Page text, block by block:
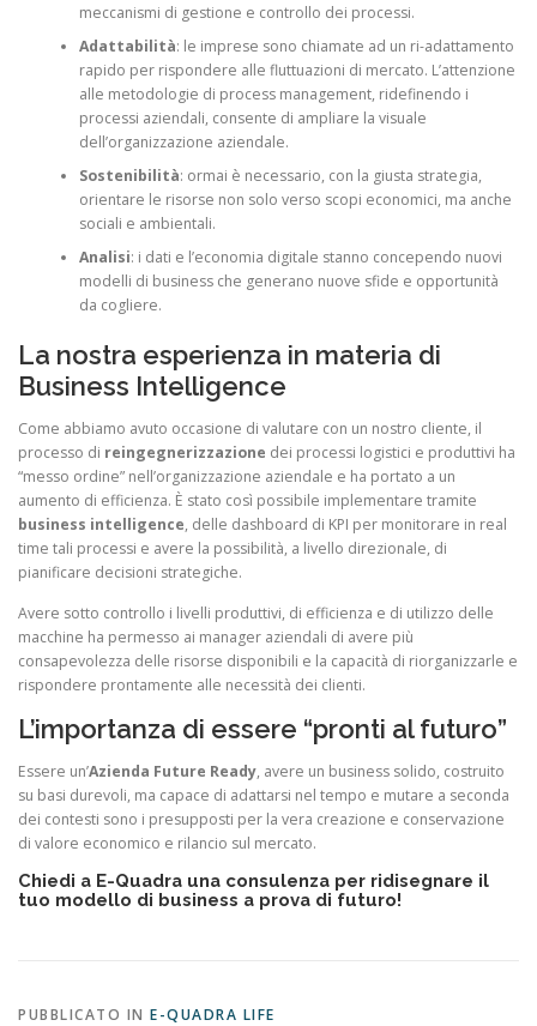
meccanismi di gestione e controllo dei processi.
Adattabilità: le imprese sono chiamate ad un ri-adattamento
rapido per rispondere alle fluttuazioni di mercato. L’attenzione
alle metodologie di process management, ridefinendo i
processi aziendali, consente di ampliare la visuale
dell’organizzazione aziendale.
Sostenibilità: ormai è necessario, con la giusta strategia,
orientare le risorse non solo verso scopi economici, ma anche
sociali e ambientali.
Analisi: i dati e l’economia digitale stanno concependo nuovi
modelli di business che generano nuove sfide e opportunità
da cogliere.
La nostra esperienza in materia di
Business Intelligence
Come abbiamo avuto occasione di valutare con un nostro cliente, il
processo di reingegnerizzazione dei processi logistici e produttivi ha
“messo ordine” nell’organizzazione aziendale e ha portato a un
aumento di efficienza. È stato così possibile implementare tramite
business intelligence, delle dashboard di KPI per monitorare in real
time tali processi e avere la possibilità, a livello direzionale, di
pianificare decisioni strategiche.
Avere sotto controllo i livelli produttivi, di efficienza e di utilizzo delle
macchine ha permesso ai manager aziendali di avere più
consapevolezza delle risorse disponibili e la capacità di riorganizzarle e
rispondere prontamente alle necessità dei clienti.
L’importanza di essere “pronti al futuro”
Essere un’Azienda Future Ready, avere un business solido, costruito
su basi durevoli, ma capace di adattarsi nel tempo e mutare a seconda
dei contesti sono i presupposti per la vera creazione e conservazione
di valore economico e rilancio sul mercato.
Chiedi a E-Quadra una consulenza per ridisegnare il
tuo modello di business a prova di futuro!
PUBBLICATO IN E-QUADRA LIFE